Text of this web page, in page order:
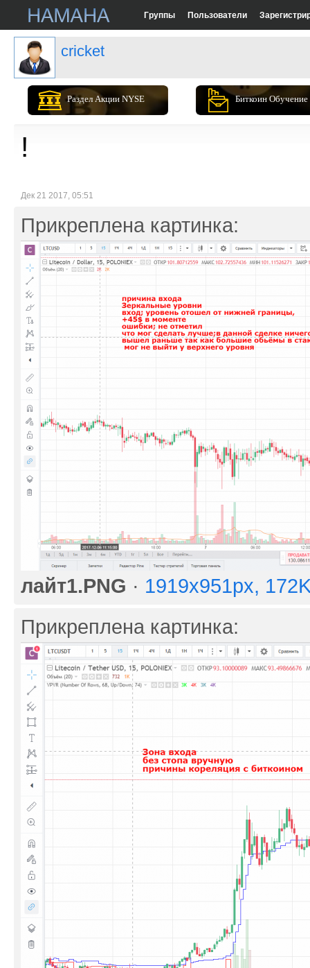
Группы Пользователи
cricket
Раздел Акции NYSE Биткоин Обучение
!
Дек 21 2017, 05:51
Прикреплена картинка:
лайт1.PNG · 1919x951px,
Прикреплена картинка: